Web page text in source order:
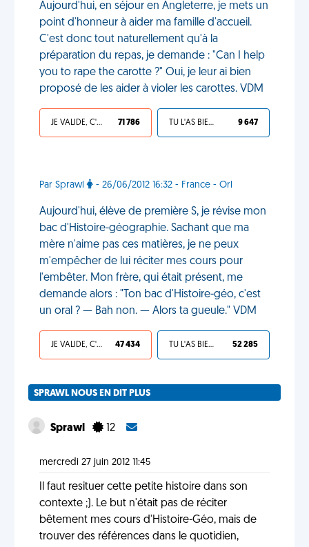
Aujourd'hui, en séjour en Angleterre, je mets un
point d'honneur à aider ma famille d'accueil.
C'est donc tout naturellement qu'à la
préparation du repas, je demande : "Can I help
you to rape the carotte ?" Oui, je leur ai bien
proposé de les aider à violer les carottes. VDM
JE VALIDE, C'EST UNE VDM 71 786 TU L'AS BIEN MÉRITÉ 9 647
Par Sprawl - 26/06/2012 16:32 - France - Orl
Aujourd'hui, élève de première S, je révise mon
bac d'Histoire-géographie. Sachant que ma
mère n'aime pas ces matières, je ne peux
m'empêcher de lui réciter mes cours pour
l'embêter. Mon frère, qui était présent, me
demande alors : "Ton bac d'Histoire-géo, c'est
un oral ? — Bah non. — Alors ta gueule." VDM
JE VALIDE, C'EST UNE VDM 47 434 TU L'AS BIEN MÉRITÉ 52 285
SPRAWL NOUS EN DIT PLUS
Sprawl 12
mercredi 27 juin 2012 11:45
Il faut resituer cette petite histoire dans son
contexte ;). Le but n'était pas de réciter
bêtement mes cours d'Histoire-Géo, mais de
trouver des références dans le quotidien,